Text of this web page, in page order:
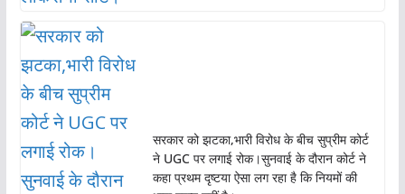
सरकार को झटका,भारी विरोध के बीच सुप्रीम कोर्ट
ने UGC पर लगाई रोक।सुनवाई के दौरान कोर्ट ने
कहा प्रथम दृष्टया ऐसा लग रहा है कि नियमों की